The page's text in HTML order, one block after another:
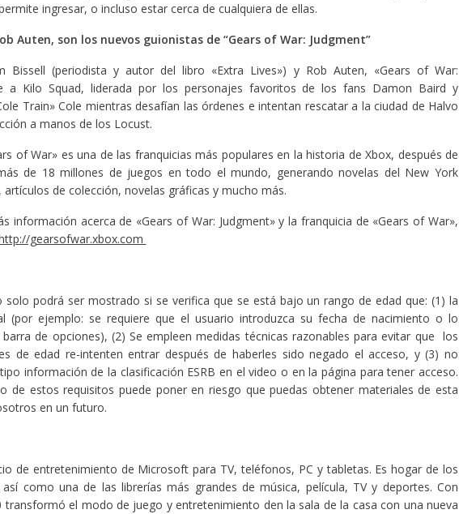
ingresar, o incluso estar cerca de cualquiera de ellas.
Auten, son los nuevos guionistas de “Gears of War: Judgment”
Bissell (periodista y autor del libro «Extra Lives») y Rob Auten, «Gears of War:
a Kilo Squad, liderada por los personajes favoritos de los fans Damon Baird y
Train» Cole mientras desafían las órdenes e intentan rescatar a la ciudad de Halvo
a manos de los Locust.
of War» es una de las franquicias más populares en la historia de Xbox, después de
de 18 millones de juegos en todo el mundo, generando novelas del New York
artículos de colección, novelas gráficas y mucho más.
información acerca de «Gears of War: Judgment» y la franquicia de «Gears of War»,
gearsofwar.xbox.com
solo podrá ser mostrado si se verifica que se está bajo un rango de edad que: (1) la
(por ejemplo: se requiere que el usuario introduzca su fecha de nacimiento o lo
barra de opciones), (2) Se empleen medidas técnicas razonables para evitar que los
de edad re-intenten entrar después de haberles sido negado el acceso, y (3) no
información de la clasificación ESRB en el video o en la página para tener acceso.
de estos requisitos puede poner en riesgo que puedas obtener materiales de esta
en un futuro.
de entretenimiento de Microsoft para TV, teléfonos, PC y tabletas. Es hogar de los
como una de las librerías más grandes de música, película, TV y deportes. Con
transformó el modo de juego y entretenimiento den la sala de la casa con una nueva